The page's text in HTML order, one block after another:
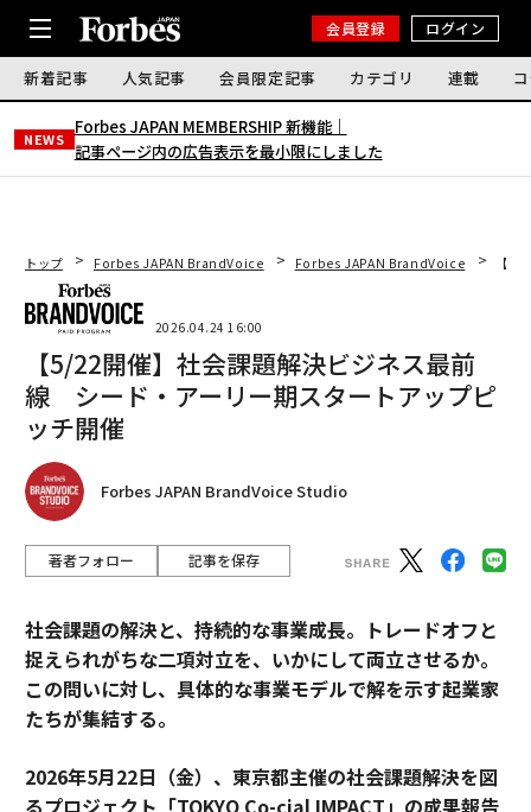
会員登録 ログイン
新着記事 人気記事 会員限定記事 カテゴリ 連載
NEWS
Forbes JAPAN MEMBERSHIP 新機能｜
記事ページ内の広告表示を最小限にしました
トップ Forbes JAPAN BrandVoice Forbes JAPAN BrandVoice 【5/
2026.04.24 16:00
【5/22開催】社会課題解決ビジネス最前
線 シード・アーリー期スタートアップピ
ッチ開催
Forbes JAPAN BrandVoice Studio
著者フォロー 記事を保存
社会課題の解決と、持続的な事業成長。トレードオフと
捉えられがちな二項対立を、いかにして両立させるか。
この問いに対し、具体的な事業モデルで解を示す起業家
たちが集結する。
2026年5月22日（金）、東京都主催の社会課題解決を図
るプロジェクト「TOKYO Co-cial IMPACT」の成果報告